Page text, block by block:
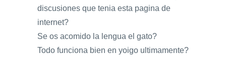
discusiones que tenia esta pagina de
internet?
Se os acomido la lengua el gato?
Todo funciona bien en yoigo ultimamente?